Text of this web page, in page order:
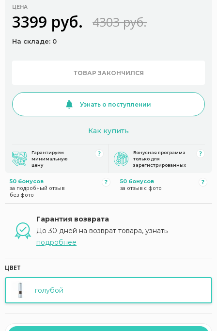
ЦЕНА
3399 руб. 4303 руб.
На складе: 0
ТОВАР ЗАКОНЧИЛСЯ
Узнать о поступлении
Как купить
Гарантируем
минимальную
цену
Бонусная программа
только для
зарегистрированных
50 бонусов
за подробный отзыв
без фото
50 бонусов
за отзыв с фото
Гарантия возврата
До 30 дней на возврат товара, узнать
подробнее
ЦВЕТ
голубой